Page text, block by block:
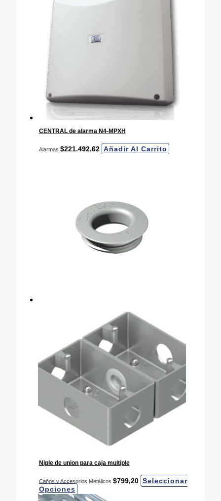
CENTRAL de alarma N4-MPXH
Alarmas $221.492,62 Añadir Al Carrito
Niple de union para caja multiple
Caños y Accesorios Metálicos $799,20 Seleccionar
Opciones
producto